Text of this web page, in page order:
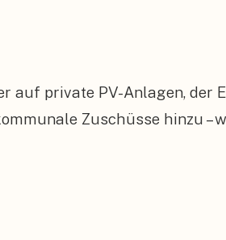
auf private PV-Anlagen,
Zuschüsse hinzu